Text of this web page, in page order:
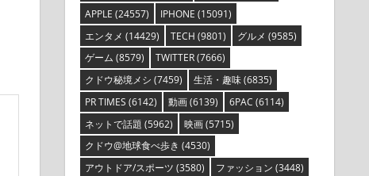
APPLE (24557) IPHONE (15091)
エンタメ (14429) TECH (9801) グルメ (9585)
ゲーム (8579) TWITTER(7666)
クドウ秘境メシ (7459) 生活・趣味(6835)
PR TIMES (6142) 動画(6139) 6PAC (6114)
ネットで話題 (5962) 映画(5715)
クドウ@地球食べ歩き (4530)
アウトドア/スポーツ (3580) ファッション (3448)